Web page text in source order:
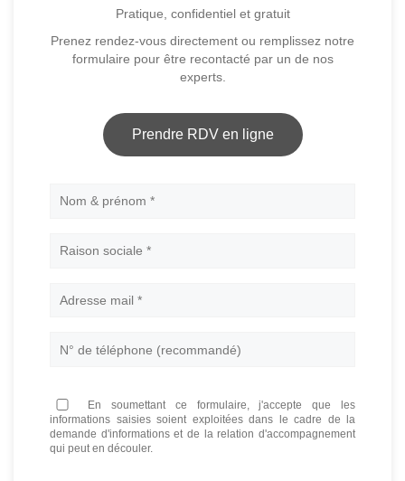
Pratique, confidentiel et gratuit
Prenez rendez-vous directement ou remplissez notre
formulaire pour être recontacté par un de nos
experts.
Prendre RDV en ligne
Nom
En soumettant ce formulaire, j'accepte que les
informations saisies soient exploitées dans le cadre de la
demande d'informations et de la relation d'accompagnement
qui peut en découler.